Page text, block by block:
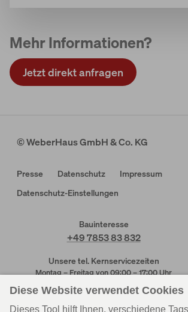
Mehr Informationen?
Jetzt direkt anfragen
© WeberHaus GmbH & Co. KG
Bauinteresse
+49 7853 83 832
Unsere tel. Kernservicezeiten
Montag – Freitag von 09:00 – 17:00 Uhr
Presse Datenschutz
Impressum
Datenschutz-Einstellungen